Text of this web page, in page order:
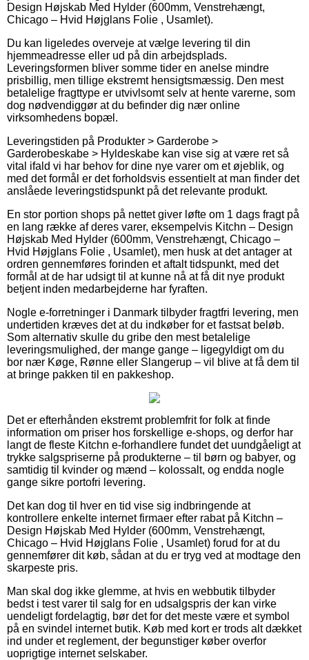
Design Højskab Med Hylder (600mm, Venstrehængt,
Chicago – Hvid Højglans Folie , Usamlet).
Du kan ligeledes overveje at vælge levering til din
hjemmeadresse eller ud på din arbejdsplads.
Leveringsformen bliver somme tider en anelse mindre
prisbillig, men tillige ekstremt hensigtsmæssig. Den mest
betalelige fragttype er utvivlsomt selv at hente varerne, som
dog nødvendiggør at du befinder dig nær online
virksomhedens bopæl.
Leveringstiden på Produkter > Garderobe >
Garderobeskabe > Hyldeskabe kan vise sig at være ret så
vital ifald vi har behov for dine nye varer om et øjeblik, og
med det formål er det forholdsvis essentielt at man finder det
anslåede leveringstidspunkt på det relevante produkt.
En stor portion shops på nettet giver løfte om 1 dags fragt på
en lang række af deres varer, eksempelvis Kitchn – Design
Højskab Med Hylder (600mm, Venstrehængt, Chicago –
Hvid Højglans Folie , Usamlet), men husk at det antager at
ordren gennemføres forinden et aftalt tidspunkt, med det
formål at de har udsigt til at kunne nå at få dit nye produkt
betjent inden medarbejderne har fyraften.
Nogle e-forretninger i Danmark tilbyder fragtfri levering, men
undertiden kræves det at du indkøber for et fastsat beløb.
Som alternativ skulle du gribe den mest betalelige
leveringsmulighed, der mange gange – ligegyldigt om du
bor nær Køge, Rønne eller Slangerup – vil blive at få dem til
at bringe pakken til en pakkeshop.
Det er efterhånden ekstremt problemfrit for folk at finde
information om priser hos forskellige e-shops, og derfor har
langt de fleste Kitchn e-forhandlere fundet det uundgåeligt at
trykke salgspriserne på produkterne – til børn og babyer, og
samtidig til kvinder og mænd – kolossalt, og endda nogle
gange sikre portofri levering.
Det kan dog til hver en tid vise sig indbringende at
kontrollere enkelte internet firmaer efter rabat på Kitchn –
Design Højskab Med Hylder (600mm, Venstrehængt,
Chicago – Hvid Højglans Folie , Usamlet) forud for at du
gennemfører dit køb, sådan at du er tryg ved at modtage den
skarpeste pris.
Man skal dog ikke glemme, at hvis en webbutik tilbyder
bedst i test varer til salg for en udsalgspris der kan virke
uendeligt fordelagtig, bør det for det meste være et symbol
på en svindel internet butik. Køb med kort er trods alt dækket
ind under et reglement, der begunstiger køber overfor
uoprigtige internet selskaber.